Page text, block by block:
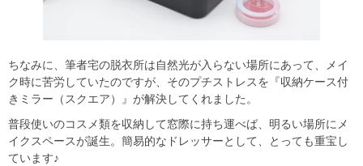
ちなみに、筆者宅の脱衣所は自然光が入らない場所にあって、メイ
ク時に苦労していたのですが、そのプチストレスを『収納ケース付
きミラー（スクエア）』が解決してくれました。
普段使いのコスメ類を収納して窓際に持ち運べば、明るい場所にメ
イクスペースが誕生。簡易的なドレッサーとして、とっても重宝し
ています♪